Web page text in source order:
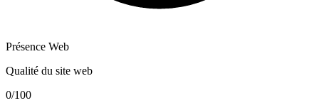
Présence Web
Qualité du site web
0/100